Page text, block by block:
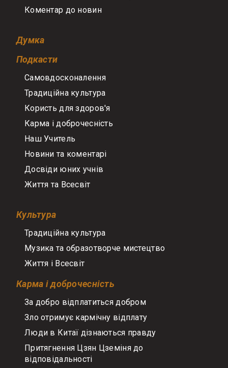
Коментар до новин
Думка
Подкасти
Самовдосконалення
Традиційна культура
Користь для здоров'я
Карма і доброчесність
Наш Учитель
Новини та коментарі
Досвіди юних учнів
Життя та Всесвіт
Культура
Традиційна культура
Музика та образотворче мистецтво
Життя і Всесвіт
Карма і доброчесність
За добро відплатиться добром
Зло отримує кармічну відплату
Люди в Китаї дізнаються правду
Притягнення Цзян Цземіня до
відповідальності